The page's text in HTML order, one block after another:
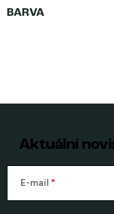
Aktuální
E-mail